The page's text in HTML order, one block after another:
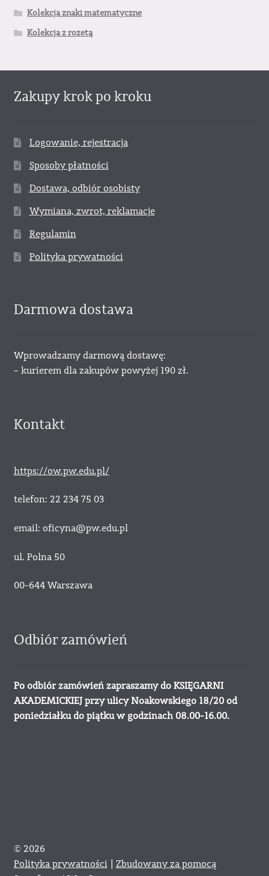
Kolekcja znaki matematyczne
Kolekcja z rozetą
Zakupy krok po kroku
Logowanie, rejestracja
Sposoby płatności
Dostawa, odbiór osobisty
Wymiana, zwrot, reklamacje
Regulamin
Polityka prywatności
Darmowa dostawa
Wprowadzamy darmową dostawę:
– kurierem dla zakupów powyżej 190 zł.
Kontakt
https://ow.pw.edu.pl/
telefon: 22 234 75 03
email: oficyna@pw.edu.pl
ul. Polna 50
00-644 Warszawa
Odbiór zamówień
Po odbiór zamówień zapraszamy do KSIĘGARNI
AKADEMICKIEJ przy ulicy Noakowskiego 18/20 od
poniedziałku do piątku w godzinach 08.00-16.00.
© 2026
Polityka prywatności
Zbudowany za pomocą